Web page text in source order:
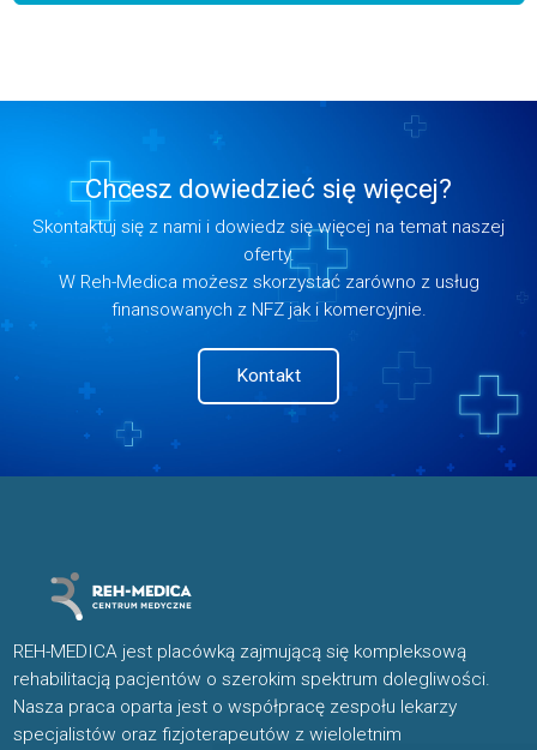
Chcesz dowiedzieć się więcej?
Skontaktuj się z nami i dowiedz się więcej na temat naszej
oferty.
W Reh-Medica możesz skorzystać zarówno z usług
finansowanych z NFZ jak i komercyjnie.
Kontakt
REH-MEDICA jest placówką zajmującą się kompleksową
rehabilitacją pacjentów o szerokim spektrum dolegliwości.
Nasza praca oparta jest o współpracę zespołu lekarzy
specjalistów oraz fizjoterapeutów z wieloletnim